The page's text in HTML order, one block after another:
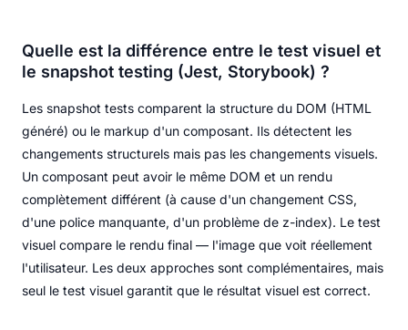
Quelle est la différence entre le test visuel et
le snapshot testing (Jest, Storybook) ?
Les snapshot tests comparent la structure du DOM (HTML
généré) ou le markup d'un composant. Ils détectent les
changements structurels mais pas les changements visuels.
Un composant peut avoir le même DOM et un rendu
complètement différent (à cause d'un changement CSS,
d'une police manquante, d'un problème de z-index). Le test
visuel compare le rendu final — l'image que voit réellement
l'utilisateur. Les deux approches sont complémentaires, mais
seul le test visuel garantit que le résultat visuel est correct.